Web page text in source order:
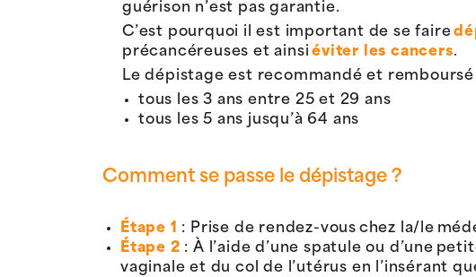
guérison n’est pas garantie.
C’est pourquoi il est important de se faire
précancéreuses et ainsiéviter les cancers.
Le dépistage est recommandé et
tous les 3 ans entre 25 et 29 ans
tous les 5 ans jusqu’à 64 ans
Comment se passe le dépistage ?
Étape 1
: Prise de rendez-vous chez la/le
Étape 2 : À l’aide d’une spatule ou d’une
vaginale et du col de l’utérus en l’insérant